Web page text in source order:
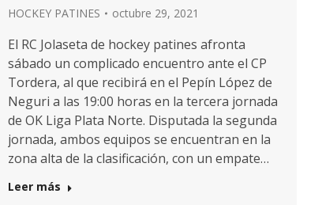
HOCKEY PATINES octubre 29, 2021
El RC Jolaseta de hockey patines afronta
sábado un complicado encuentro ante el CP
Tordera, al que recibirá en el Pepín López de
Neguri a las 19:00 horas en la tercera jornada
de OK Liga Plata Norte. Disputada la segunda
jornada, ambos equipos se encuentran en la
zona alta de la clasificación, con un empate…
Leer más